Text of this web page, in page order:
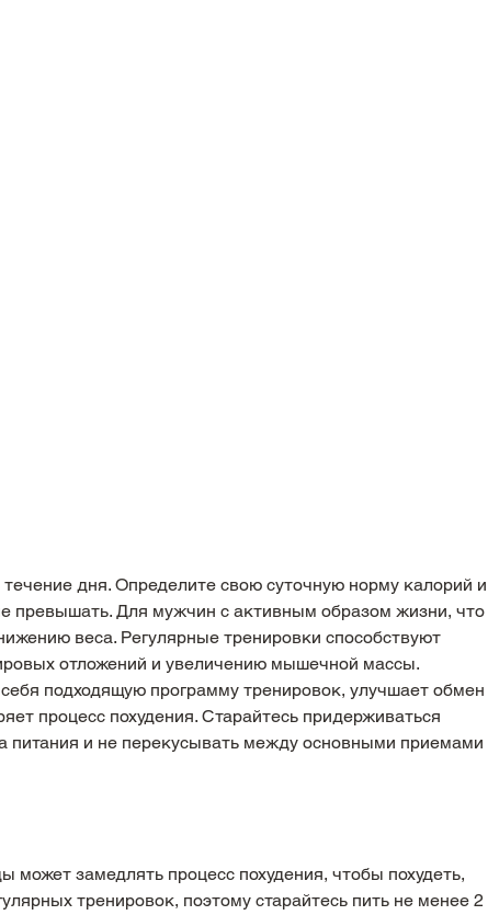
превышать. Для мужчин с активным образом жизни, что
веса. Регулярные тренировки способствуют
отложений и увеличению мышечной массы.
подходящую программу тренировок, улучшает обмен
процесс похудения. Старайтесь придерживаться
питания и не перекусывать между основными приемами
может замедлять процесс похудения, чтобы похудеть,
тренировок, поэтому старайтесь пить не менее 2